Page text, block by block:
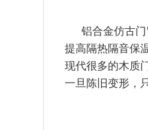
铝合金仿古
提高隔热隔音保
现代很多的木质
一旦陈旧变形，